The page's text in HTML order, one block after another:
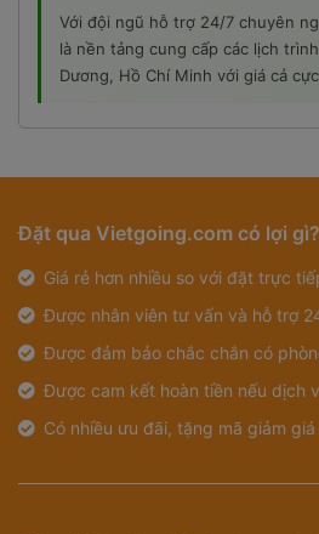
Với đội ngũ hỗ trợ 24/7 chuyên
là nền tảng cung cấp các lịch
Dương, Hồ Chí Minh với giá cả
Đặt qua Vietgoing.com có lợi gì?
Giá rẻ hơn nhiều so với đặt trực
Được nhân viên tư vấn và hỗ trợ
Được đảm bảo chắc chắn có
Được cam kết hoàn tiền nếu dịch
Có nhiều ưu đãi, tặng mã giảm